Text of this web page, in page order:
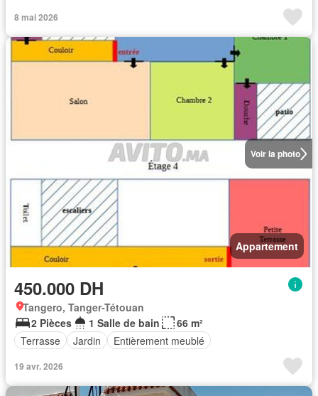
8 mai 2026
Voir la photo
Appartement
450.000 DH
Tangero, Tanger-Tétouan
2 Pièces
1 Salle de bain
66 m²
Terrasse
Jardin Entièrement meublé
19 avr. 2026